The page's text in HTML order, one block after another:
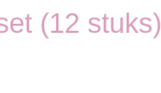
(12 stuks)